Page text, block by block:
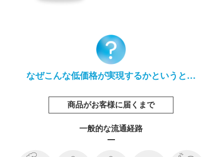
なぜこんな低価格が実現するかというと…
商品がお客様に届くまで
一般的な流通経路